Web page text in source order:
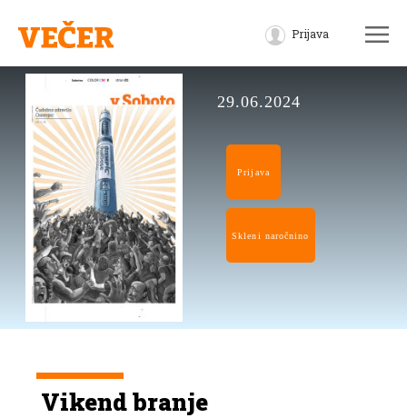
Prijava
29.06.2024
Prijava
Skleni naročnino
Vikend branje